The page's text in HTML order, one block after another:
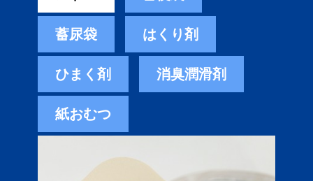
蓄尿袋 はくり剤
ひまく剤 消臭潤滑剤
紙おむつ